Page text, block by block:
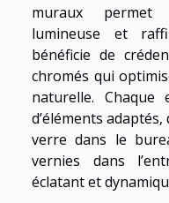
muraux permet
lumineuse et
bénéficie de
chromés qui
naturelle.
d’éléments
verre dans le
vernies dans
éclatant et